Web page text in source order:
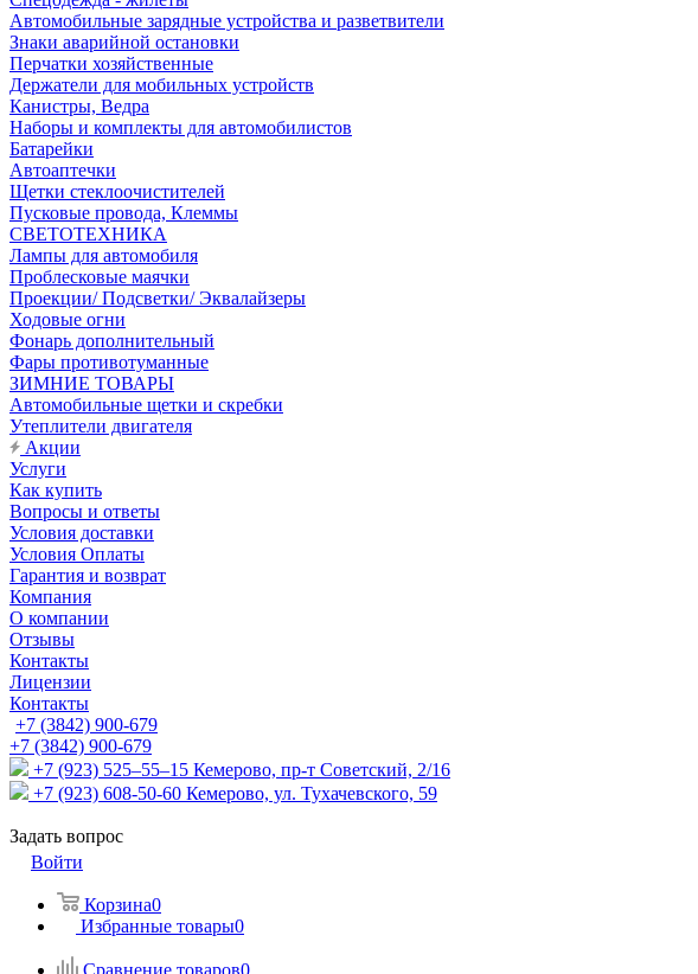
Автомобильные зарядные устройства и разветвители
Знаки аварийной остановки
Перчатки хозяйственные
Держатели для мобильных устройств
Канистры, Ведра
Наборы и комплекты для автомобилистов
Батарейки
Автоаптечки
Щетки стеклоочистителей
Пусковые провода, Клеммы
СВЕТОТЕХНИКА
Лампы для автомобиля
Проблесковые маячки
Проекции/ Подсветки/ Эквалайзеры
Ходовые огни
Фонарь дополнительный
Фары противотуманные
ЗИМНИЕ ТОВАРЫ
Автомобильные щетки и скребки
Утеплители двигателя
Акции
Услуги
Как купить
Вопросы и ответы
Условия доставки
Условия Оплаты
Гарантия и возврат
Компания
О компании
Отзывы
Контакты
Лицензии
Контакты
+7 (3842) 900-679
+7 (3842) 900-679
+7 (923) 525–55–15 Кемерово, пр-т Советский, 2/16
+7 (923) 608-50-60 Кемерово, ул. Тухачевского, 59
Задать вопрос
Войти
Корзина0
Избранные товары0
Сравнение товаров0